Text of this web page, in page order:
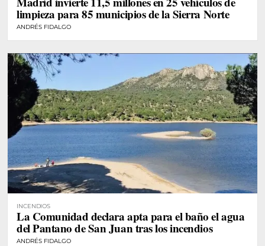
limpieza para 85 municipios de la Sierra Norte
ANDRÉS FIDALGO
INCENDIOS
La Comunidad declara apta para el baño el agua
del Pantano de San Juan tras los incendios
ANDRÉS FIDALGO